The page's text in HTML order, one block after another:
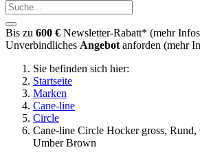
Bis zu 600 € Newsletter-Rabatt* (mehr Infos
Unverbindliches Angebot anforden (mehr
Sie befinden sich hier:
Startseite
Marken
Cane-line
Circle
Cane-line Circle Hocker gross,
Umber Brown